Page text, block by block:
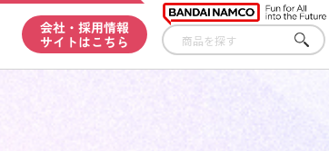
会社・採用情報
サイトはこちら
さが
す